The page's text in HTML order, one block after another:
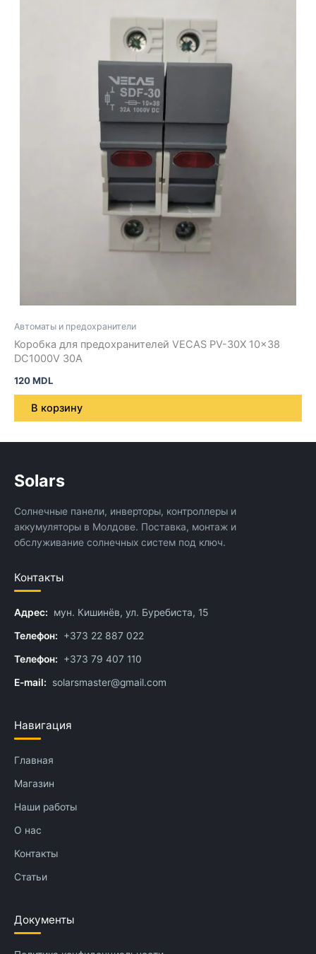
Автоматы и предохранители
Коробка для предохранителей VECAS PV-30X 10×38
DC1000V 30A
120MDL
В корзину
Solars
Солнечные панели, инверторы, контроллеры и
аккумуляторы в Молдове. Поставка, монтаж и
обслуживание солнечных систем под ключ.
Контакты
Адрес: мун. Кишинёв, ул. Буребиста, 15
Телефон: +373 22 887 022
Телефон: +373 79 407 110
E-mail: solarsmaster@gmail.com
Навигация
Главная
Магазин
Наши работы
О нас
Контакты
Статьи
Документы